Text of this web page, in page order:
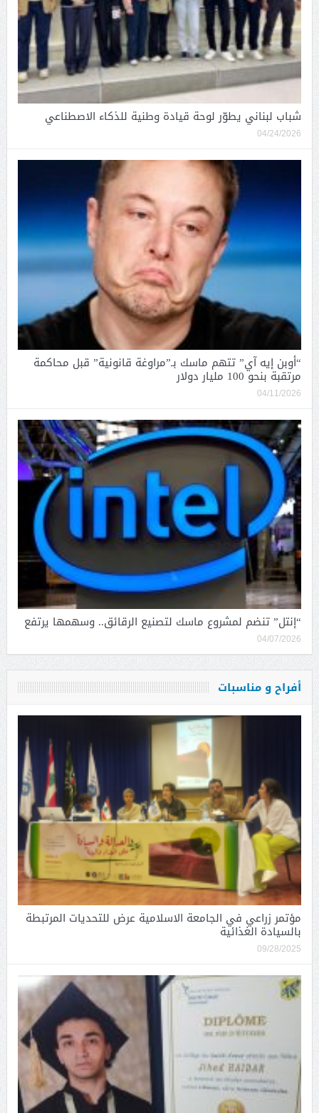
شباب لبناني يطوّر لوحة قيادة وطنية للذكاء الاصطناعي
04/24/2026
“أوبن إيه آي” تتهم ماسك بـ”مراوغة قانونية” قبل محاكمة
مرتقبة بنحو 100 مليار دولار
04/11/2026
“إنتل” تنضم لمشروع ماسك لتصنيع الرقائق.. وسهمها يرتفع
04/07/2026
أفراح و مناسبات
مؤتمر زراعي في الجامعة الاسلامية عرض للتحديات المرتبطة
بالسيادة الغذائية
09/28/2025